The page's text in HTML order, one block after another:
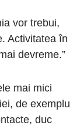
vor trebui,
Activitatea în
devreme.”
mai mici
de exemplu
duc